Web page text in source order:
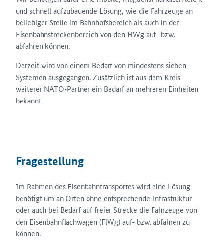
und schnell aufzubauende Lösung, wie die Fahrzeuge an
beliebiger Stelle im Bahnhofsbereich als auch in der
Eisenbahnstreckenbereich von den FlWg auf- bzw.
abfahren können.
Derzeit wird von einem Bedarf von mindestens sieben
Systemen ausgegangen. Zusätzlich ist aus dem Kreis
weiterer NATO-Partner ein Bedarf an mehreren Einheiten
bekannt.
Fragestellung
Im Rahmen des Eisenbahntransportes wird eine Lösung
benötigt um an Orten ohne entsprechende Infrastruktur
oder auch bei Bedarf auf freier Strecke die Fahrzeuge von
den Eisenbahnflachwagen (FlWg) auf- bzw. abfahren zu
können.